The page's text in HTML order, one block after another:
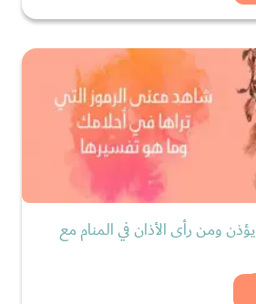
ومن رأى الأذان في المنام مع